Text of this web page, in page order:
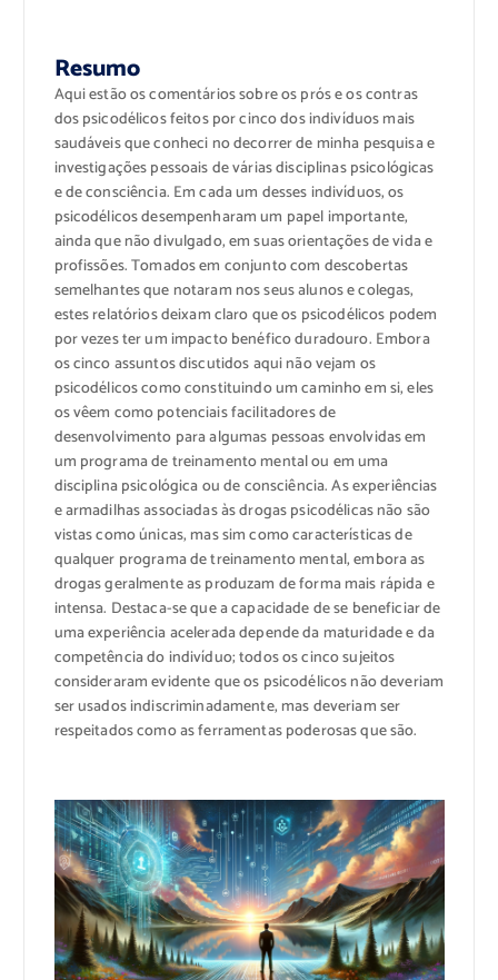
Resumo
Aqui estão os comentários sobre os prós e os contras
dos psicodélicos feitos por cinco dos indivíduos mais
saudáveis ​​que conheci no decorrer de minha pesquisa e
investigações pessoais de várias disciplinas psicológicas
e de consciência. Em cada um desses indivíduos, os
psicodélicos desempenharam um papel importante,
ainda que não divulgado, em suas orientações de vida e
profissões. Tomados em conjunto com descobertas
semelhantes que notaram nos seus alunos e colegas,
estes relatórios deixam claro que os psicodélicos podem
por vezes ter um impacto benéfico duradouro. Embora
os cinco assuntos discutidos aqui não vejam os
psicodélicos como constituindo um caminho em si, eles
os vêem como potenciais facilitadores de
desenvolvimento para algumas pessoas envolvidas em
um programa de treinamento mental ou em uma
disciplina psicológica ou de consciência. As experiências
e armadilhas associadas às drogas psicodélicas não são
vistas como únicas, mas sim como características de
qualquer programa de treinamento mental, embora as
drogas geralmente as produzam de forma mais rápida e
intensa. Destaca-se que a capacidade de se beneficiar de
uma experiência acelerada depende da maturidade e da
competência do indivíduo; todos os cinco sujeitos
consideraram evidente que os psicodélicos não deveriam
ser usados ​​indiscriminadamente, mas deveriam ser
respeitados como as ferramentas poderosas que são.